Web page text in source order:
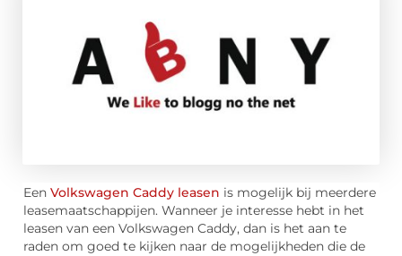
Een Volkswagen Caddy leasen is mogelijk bij meerdere
leasemaatschappijen. Wanneer je interesse hebt in het
leasen van een Volkswagen Caddy, dan is het aan te
raden om goed te kijken naar de mogelijkheden die de